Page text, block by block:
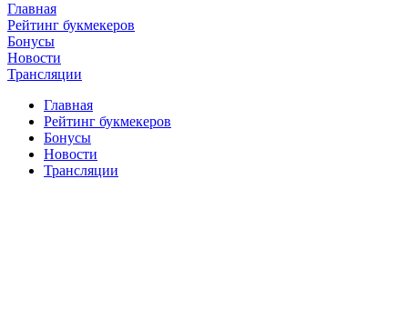
Главная
Рейтинг букмекеров
Бонусы
Новости
Трансляции
Главная
Рейтинг букмекеров
Бонусы
Новости
Трансляции